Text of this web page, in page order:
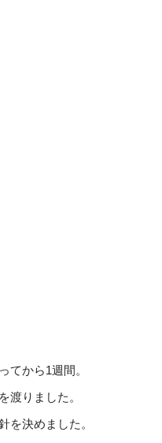
てから1週間。
渡りました。
を決めました。